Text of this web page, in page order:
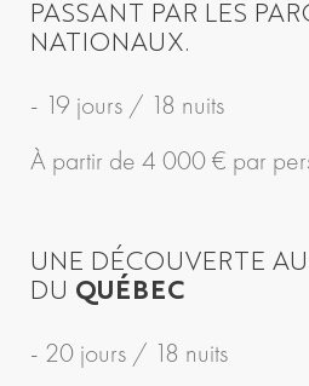
PASSANT PAR LES
NATIONAUX.
- 19 jours / 18 nuits
À partir de 4 000 € par
UNE DÉCOUVERTE
DU QUÉBEC
- 20 jours / 18 nuits